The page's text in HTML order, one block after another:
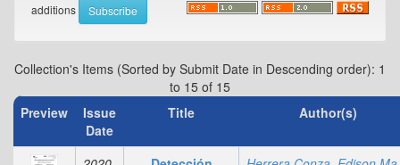
additions
Collection's Items (Sorted by Submit Date in Descending order): 1
to 15 of 15
Preview
Issue
Date
Title Author(s)